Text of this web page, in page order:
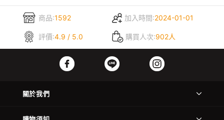
商品:1592 加入時間:2024-01-01
評價:4.9 / 5.0 購買人次:902人
關於我們